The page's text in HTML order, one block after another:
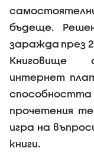
бъдеще.
заражда през
Книговище
интернет
прочетения
игра на
книги.